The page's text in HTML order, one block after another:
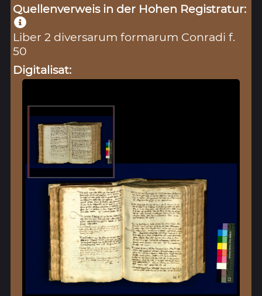
Quellenverweis in der Hohen Registratur:
Liber 2 diversarum formarum Conradi f.
50
Digitalisat: